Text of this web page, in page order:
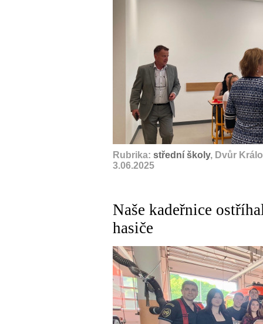
Rubrika: střední školy, Dvůr
3.06.2025
Naše kadeřnice
hasiče